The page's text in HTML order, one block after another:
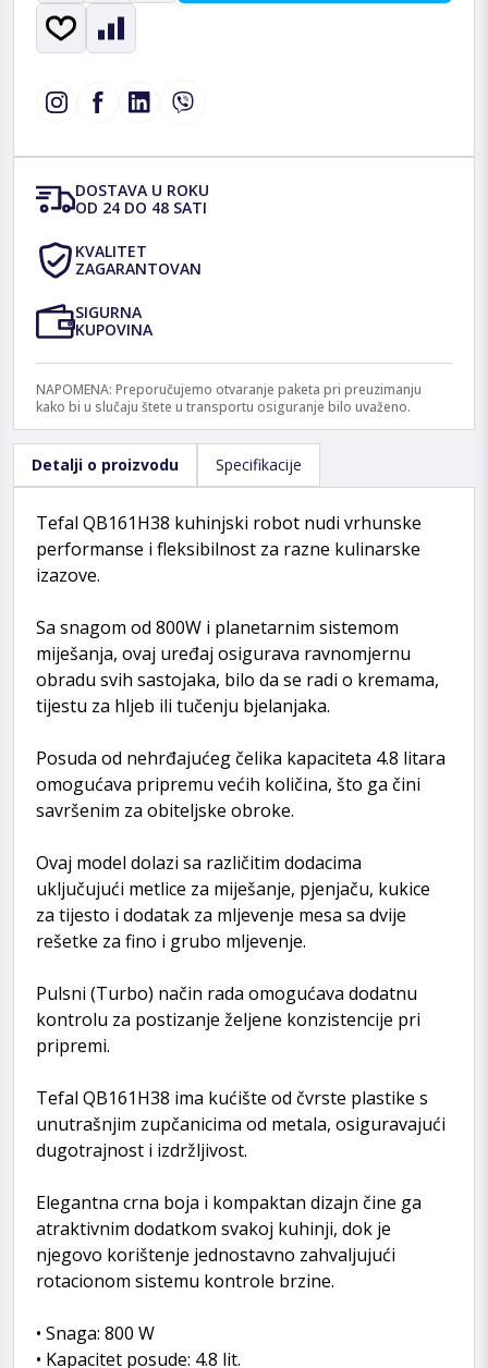
DOSTAVA U ROKU
OD 24 DO 48 SATI
KVALITET
ZAGARANTOVAN
SIGURNA
KUPOVINA
NAPOMENA: Preporučujemo otvaranje paketa pri preuzimanju
kako bi u slučaju štete u transportu osiguranje bilo uvaženo.
Detalji o proizvodu Specifikacije
Tefal QB161H38 kuhinjski robot nudi vrhunske
performanse i fleksibilnost za razne kulinarske
izazove.
Sa snagom od 800W i planetarnim sistemom
miješanja, ovaj uređaj osigurava ravnomjernu
obradu svih sastojaka, bilo da se radi o kremama,
tijestu za hljeb ili tučenju bjelanjaka.
Posuda od nehrđajućeg čelika kapaciteta 4.8 litara
omogućava pripremu većih količina, što ga čini
savršenim za obiteljske obroke.
Ovaj model dolazi sa različitim dodacima
uključujući metlice za miješanje, pjenjaču, kukice
za tijesto i dodatak za mljevenje mesa sa dvije
rešetke za fino i grubo mljevenje.
Pulsni (Turbo) način rada omogućava dodatnu
kontrolu za postizanje željene konzistencije pri
pripremi.
Tefal QB161H38 ima kućište od čvrste plastike s
unutrašnjim zupčanicima od metala, osiguravajući
dugotrajnost i izdržljivost.
Elegantna crna boja i kompaktan dizajn čine ga
atraktivnim dodatkom svakoj kuhinji, dok je
njegovo korištenje jednostavno zahvaljujući
rotacionom sistemu kontrole brzine.
• Snaga: 800 W
• Kapacitet posude: 4.8 lit.